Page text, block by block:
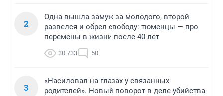
2
Одна вышла замуж за молодого, второй
развелся и обрел свободу: тюменцы — про
перемены в жизни после 40 лет
30 733 50
3
«Насиловал на глазах у связанных
родителей». Новый поворот в деле убийства